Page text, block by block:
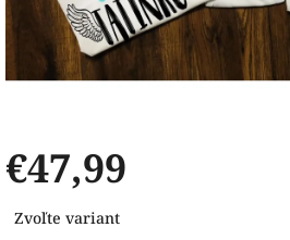
€47,99
cena:
Zvoľte variant